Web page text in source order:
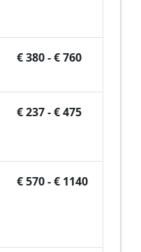
€ 380 - € 760
€ 237 - € 475
€ 570 - € 1140